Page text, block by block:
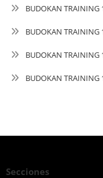
BUDOKAN TRAINING
BUDOKAN TRAINING
BUDOKAN TRAINING
BUDOKAN TRAINING
Secciones